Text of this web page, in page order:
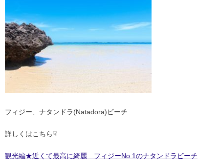
フィジー、ナタンドラ(Natadora)ビーチ
詳しくはこちら☟
観光編★近くて最高に綺麗 フィジーNo.1のナタンドラビーチ